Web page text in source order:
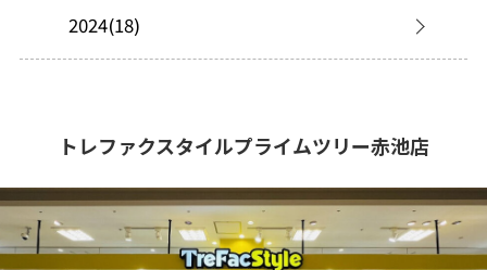
2024(18)
トレファクスタイルプライムツリー赤池店